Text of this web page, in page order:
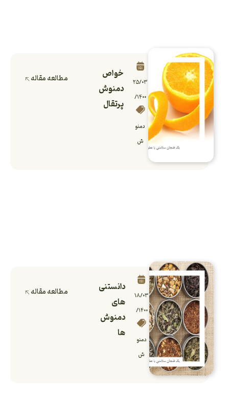
۲۵/۰۳
/۱۴۰۰
دمنو
ش
خواص
دمنوش
پرتقال
مطالعه مقاله
۱۸/۰۳
/۱۴۰۰
دمنو
ش
دانستنی
های
دمنوش
ها
مطالعه مقاله